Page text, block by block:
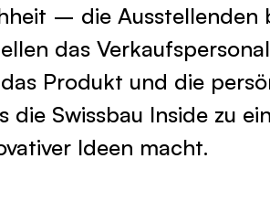
– die Ausstellenden
das
Produkt und die
die Swissbau Inside zu
Ideen macht.